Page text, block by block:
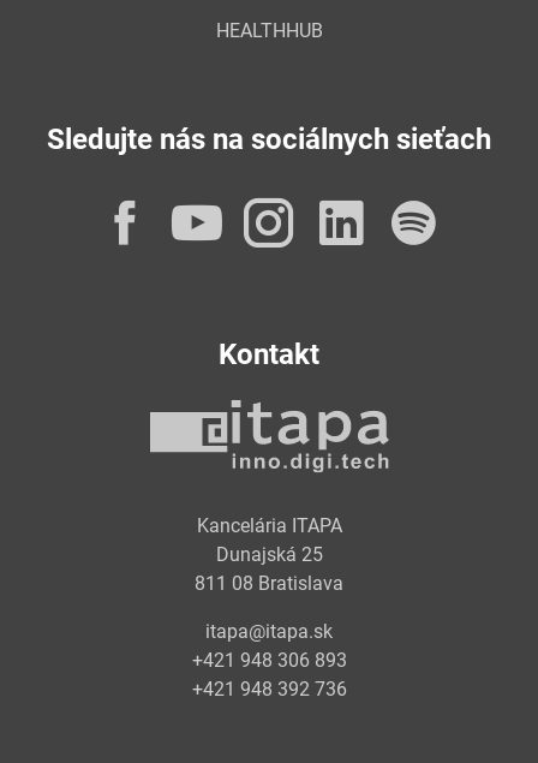
HEALTHHUB
Sledujte nás na sociálnych sieťach
Facebook
YouTube
Instagram
Kontakt
Kancelária ITAPA
Dunajská 25
811 08 Bratislava
itapa@itapa.sk
+421 948 306 893
+421 948 392 736